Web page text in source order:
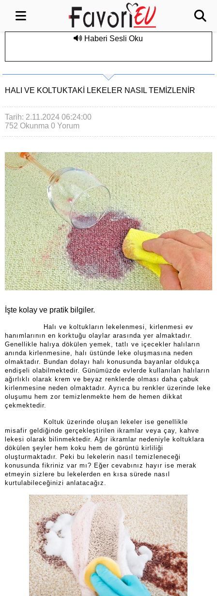
Haberi Sesli Oku
HALI VE KOLTUKTAKİ LEKELER NASIL TEMİZLENİR
Tarih: 2.11.2024 06:24:00
752 Okunma 0 Yorum
İşte kolay ve pratik bilgiler.
Halı ve koltukların lekelenmesi, kirlenmesi ev
hanımlarının en korktuğu olaylar arasında yer almaktadır.
Genellikle halıya dökülen yemek, tatlı ve içecekler halıların
anında kirlenmesine, halı üstünde leke oluşmasına neden
olmaktadır. Bundan dolayı halı konusunda bayanlar oldukça
endişeli olabilmektedir. Günümüzde evlerde kullanılan halıların
ağırlıklı olarak krem ve beyaz renklerde olması daha çabuk
kirlenmesine neden olmaktadır. Ayrıca bu renkler üzerinde leke
oluşumu hem zor temizlenmekte hem de hemen dikkat
çekmektedir.
Koltuk üzerinde oluşan lekeler ise genellikle
misafir geldiğinde gerçekleştirilen ikramlar veya çay, kahve
lekesi olarak bilinmektedir. Ağır ikramlar nedeniyle koltuklara
dökülen şeyler hem koku hem de görüntü kirliliği
oluşturmaktadır. Peki bu lekelerin nasıl temizleneceği
konusunda fikriniz var mı? Eğer cevabınız hayır ise merak
etmeyin sizlere bu lekelerden en kısa sürede nasıl
kurtulabileceğinizi anlatacağız.